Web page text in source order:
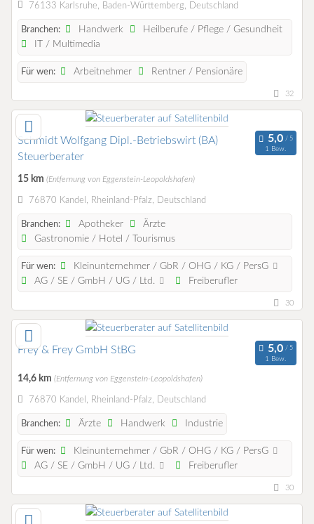
76133 Karlsruhe, Baden-Württemberg, Deutschland
Branchen: Handwerk
Heilberufe / Pflege / Gesundheit
IT / Multimedia
Für wen: Arbeitnehmer Rentner / Pensionäre
32
Schmidt Wolfgang Dipl.-Betriebswirt (BA)
Steuerberater
1 Bew.
15 km (Entfernung von Eggenstein-Leopoldshafen)
76870 Kandel, Rheinland-Pfalz, Deutschland
Branchen: Apotheker
Ärzte
Gastronomie / Hotel / Tourismus
Für wen:
Kleinunternehmer / GbR / OHG / KG / PersG
AG / SE / GmbH / UG / Ltd.
Freiberufler
30
Frey & Frey GmbH StBG
1 Bew.
14,6 km (Entfernung von Eggenstein-Leopoldshafen)
76870 Kandel, Rheinland-Pfalz, Deutschland
Branchen: Ärzte Handwerk Industrie
Für wen:
Kleinunternehmer / GbR / OHG / KG / PersG
AG / SE / GmbH / UG / Ltd.
Freiberufler
30